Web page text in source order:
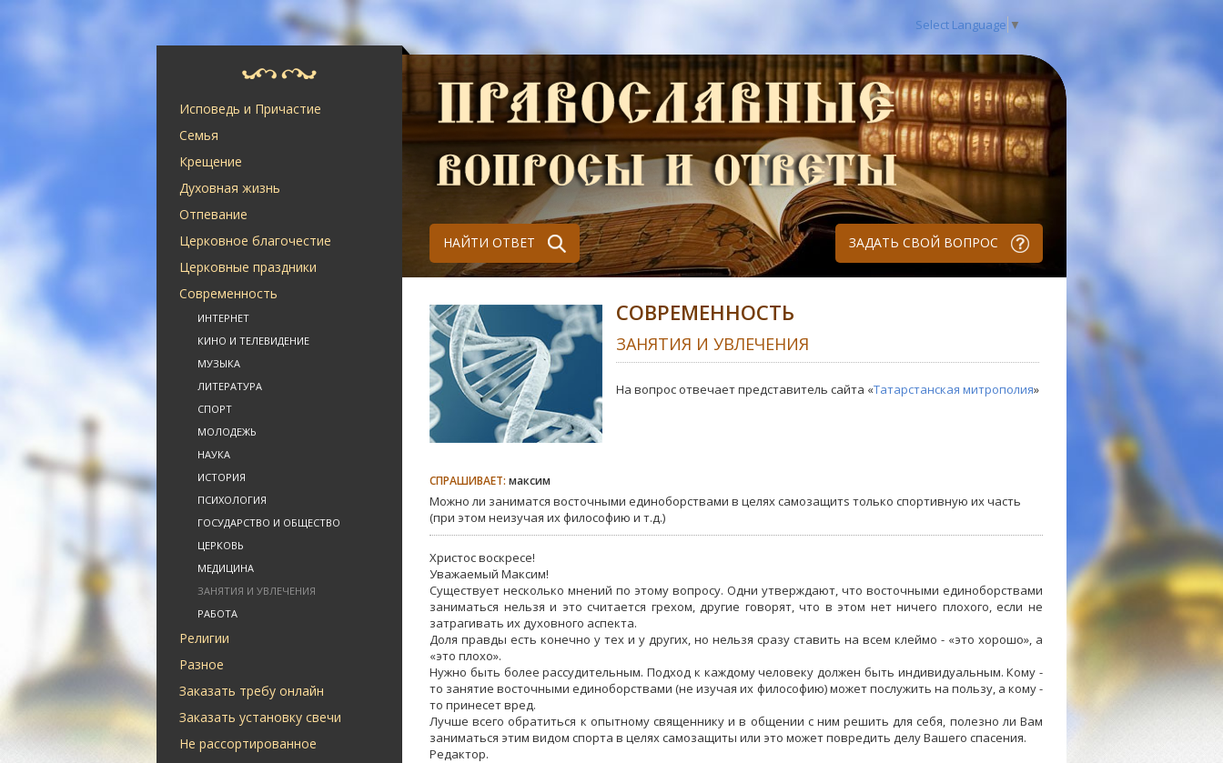
Select Language ▼
Исповедь и Причастие
Семья
Крещение
Духовная жизнь
Отпевание
Церковное благочестие
Церковные праздники
Современность
ИНТЕРНЕТ
КИНО И ТЕЛЕВИДЕНИЕ
МУЗЫКА
ЛИТЕРАТУРА
СПОРТ
МОЛОДЕЖЬ
НАУКА
ИСТОРИЯ
ПСИХОЛОГИЯ
ГОСУДАРСТВО И ОБЩЕСТВО
ЦЕРКОВЬ
МЕДИЦИНА
ЗАНЯТИЯ И УВЛЕЧЕНИЯ
РАБОТА
Религии
Разное
Заказать требу онлайн
Заказать установку свечи
Не рассортированное
НАЙТИ ОТВЕТ ЗАДАТЬ СВОЙ ВОПРОС
СОВРЕМЕННОСТЬ
ЗАНЯТИЯ И УВЛЕЧЕНИЯ
На вопрос отвечает представитель сайта «Татарстанская митрополия»
СПРАШИВАЕТ: максим
Можно ли заниматся восточными единоборствами в целях самозащитs только спортивную их часть
(при этом неизучая их философию и т.д.)
Христос воскресе!
Уважаемый Максим!
Существует несколько мнений по этому вопросу. Одни утверждают, что восточными единоборствами
заниматься нельзя и это считается грехом, другие говорят, что в этом нет ничего плохого, если не
затрагивать их духовного аспекта.
Доля правды есть конечно у тех и у других, но нельзя сразу ставить на всем клеймо - «это хорошо», а
«это плохо».
Нужно быть более рассудительным. Подход к каждому человеку должен быть индивидуальным. Кому -
то занятие восточными единоборствами (не изучая их философию) может послужить на пользу, а кому -
то принесет вред.
Лучше всего обратиться к опытному священнику и в общении с ним решить для себя, полезно ли Вам
заниматься этим видом спорта в целях самозащиты или это может повредить делу Вашего спасения.
Редактор.